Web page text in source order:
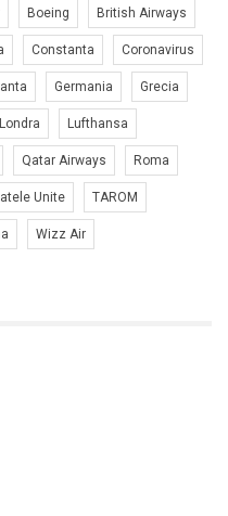
Boeing British Airways
Constanta Coronavirus
Germania Grecia
Londra Lufthansa
Qatar Airways Roma
Unite TAROM
Wizz Air